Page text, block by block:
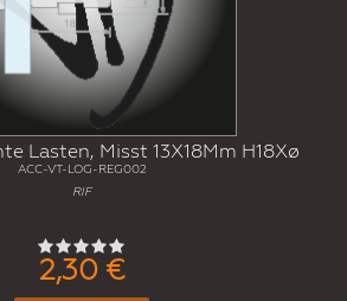
Lasten, Misst 13X18Mm H18Xø
ACC-VT-LOG-REG002
RIF
2,30 €